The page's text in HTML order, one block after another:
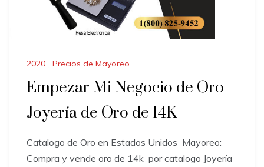
2020 , Precios de Mayoreo
Empezar Mi Negocio de Oro |
Joyería de Oro de 14K
Catalogo de Oro en Estados Unidos ​Mayoreo:
Compra y vende oro de 14k por catalogo Joyería